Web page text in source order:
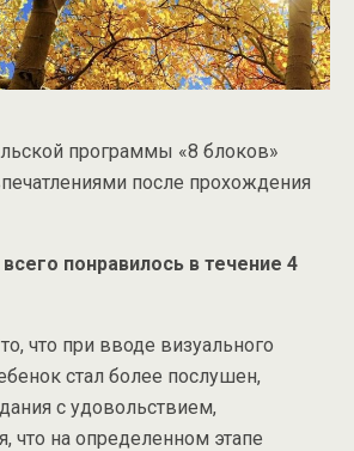
программы «8 блоков»
после прохождения
понравилось в течение 4
что при вводе визуального
стал более послушен,
с удовольствием,
что на определенном этапе